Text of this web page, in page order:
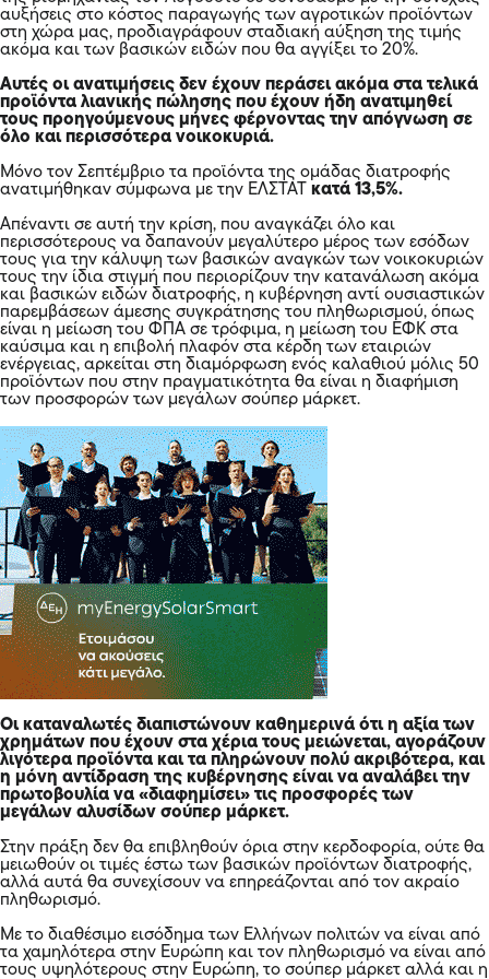
αυξήσεις στο κόστος παραγωγής των αγροτικών προϊόντων
στη χώρα μας, προδιαγράφουν σταδιακή αύξηση της τιμής
ακόμα και των βασικών ειδών που θα αγγίξει το 20%.
Αυτές οι ανατιμήσεις δεν έχουν περάσει ακόμα στα τελικά
προϊόντα λιανικής πώλησης που έχουν ήδη ανατιμηθεί
τους προηγούμενους μήνες φέρνοντας την απόγνωση σε
όλο και περισσότερα νοικοκυριά.
Μόνο τον Σεπτέμβριο τα προϊόντα της ομάδας διατροφής
ανατιμήθηκαν σύμφωνα με την ΕΛΣΤΑΤ
κατά 13,5%.
Απέναντι σε αυτή την κρίση, που αναγκάζει όλο και
περισσότερους να δαπανούν μεγαλύτερο μέρος των εσόδων
τους για την κάλυψη των βασικών αναγκών των νοικοκυριών
τους την ίδια στιγμή που περιορίζουν την κατανάλωση ακόμα
και βασικών ειδών διατροφής, η κυβέρνηση αντί ουσιαστικών
παρεμβάσεων άμεσης συγκράτησης του πληθωρισμού, όπως
είναι η μείωση του ΦΠΑ σε τρόφιμα, η μείωση του ΕΦΚ στα
καύσιμα και η επιβολή πλαφόν στα κέρδη των εταιριών
ενέργειας, αρκείται στη διαμόρφωση ενός καλαθιού μόλις 50
προϊόντων που στην πραγματικότητα θα είναι η διαφήμιση
των προσφορών των μεγάλων σούπερ μάρκετ.
Οι καταναλωτές διαπιστώνουν καθημερινά ότι η αξία των
χρημάτων που έχουν στα χέρια τους μειώνεται, αγοράζουν
λιγότερα προϊόντα και τα πληρώνουν πολύ ακριβότερα, και
η μόνη αντίδραση της κυβέρνησης είναι να αναλάβει την
πρωτοβουλία να «διαφημίσει» τις προσφορές των
μεγάλων αλυσίδων σούπερ μάρκετ.
Στην πράξη δεν θα επιβληθούν όρια στην κερδοφορία, ούτε θα
μειωθούν οι τιμές έστω των βασικών προϊόντων διατροφής,
αλλά αυτά θα συνεχίσουν να επηρεάζονται από τον ακραίο
πληθωρισμό.
Με το διαθέσιμο εισόδημα των Ελλήνων πολιτών να είναι από
τα χαμηλότερα στην Ευρώπη και τον πληθωρισμό να είναι από
τους υψηλότερους στην Ευρώπη, το σούπερ μάρκετ αλλά και η